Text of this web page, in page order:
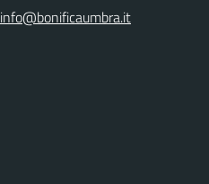
info@bonificaumbra.it